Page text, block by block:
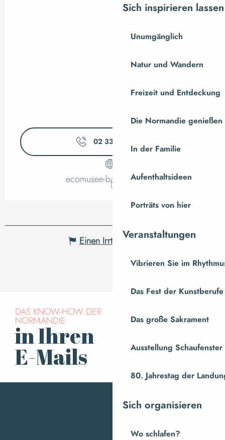
Sich inspirieren lassen
Unumgänglich
Natur und Wandern
Freizeit und Entdeckung
Die Normandie genießen
In der Familie
Aufenthaltsideen
Porträts von hier
Veranstaltungen
Vibrieren Sie im
Das Fest der Kunstberufe
Das große Sakrament
Ausstellung
80. Jahrestag der
Sich organisieren
Wo schlafen?
02 33 89 06
ecomusee-baie.manche.fr
Einen Irrtum angeben
DAS KNOW-HOW DER
NORMANDIE
in Ihren
E-Mails